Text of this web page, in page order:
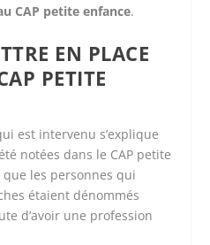
CAP petite enfance.
EN PLACE
PETITE
est intervenu s’explique
notées dans le CAP petite
les personnes qui
étaient dénommés
d’avoir une profession